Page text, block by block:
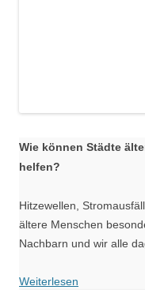
Wie können Städte
helfen?
Hitzewellen,
ältere Menschen
Nachbarn und wir alle
Weiterlesen